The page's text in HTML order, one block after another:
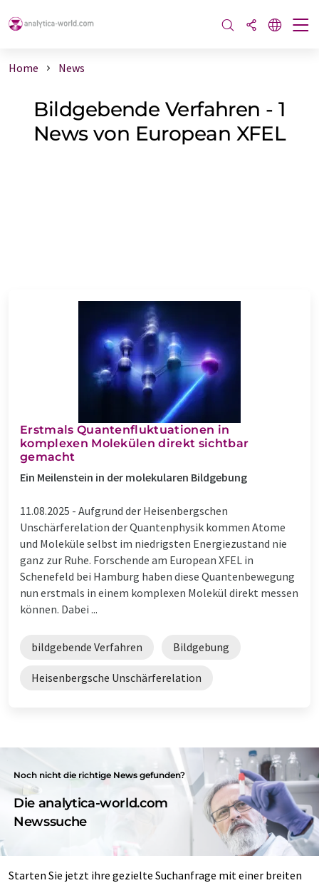
Home News
Bildgebende Verfahren - 1
News von European XFEL
Erstmals Quantenfluktuationen in
komplexen Molekülen direkt sichtbar
gemacht
Ein Meilenstein in der molekularen Bildgebung
11.08.2025 - Aufgrund der Heisenbergschen
Unschärferelation der Quantenphysik kommen Atome
und Moleküle selbst im niedrigsten Energiezustand nie
ganz zur Ruhe. Forschende am European XFEL in
Schenefeld bei Hamburg haben diese Quantenbewegung
nun erstmals in einem komplexen Molekül direkt messen
können. Dabei ...
bildgebende Verfahren Bildgebung
Heisenbergsche Unschärferelation
Noch nicht die richtige News gefunden?
Die analytica-world.com
Newssuche
Starten Sie jetzt ihre gezielte Suchanfrage mit einer breiten